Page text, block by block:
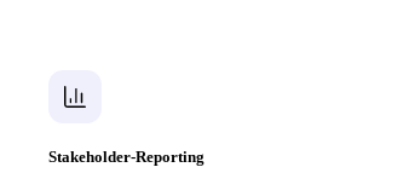
Stakeholder-Reporting